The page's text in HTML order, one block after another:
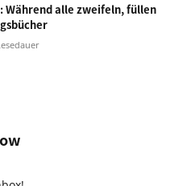
Während alle zweifeln, füllen